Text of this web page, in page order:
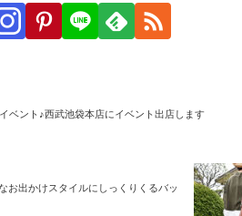
ベント♪西武池袋本店にイベント出店します
お出かけスタイルにしっくりくるバッ